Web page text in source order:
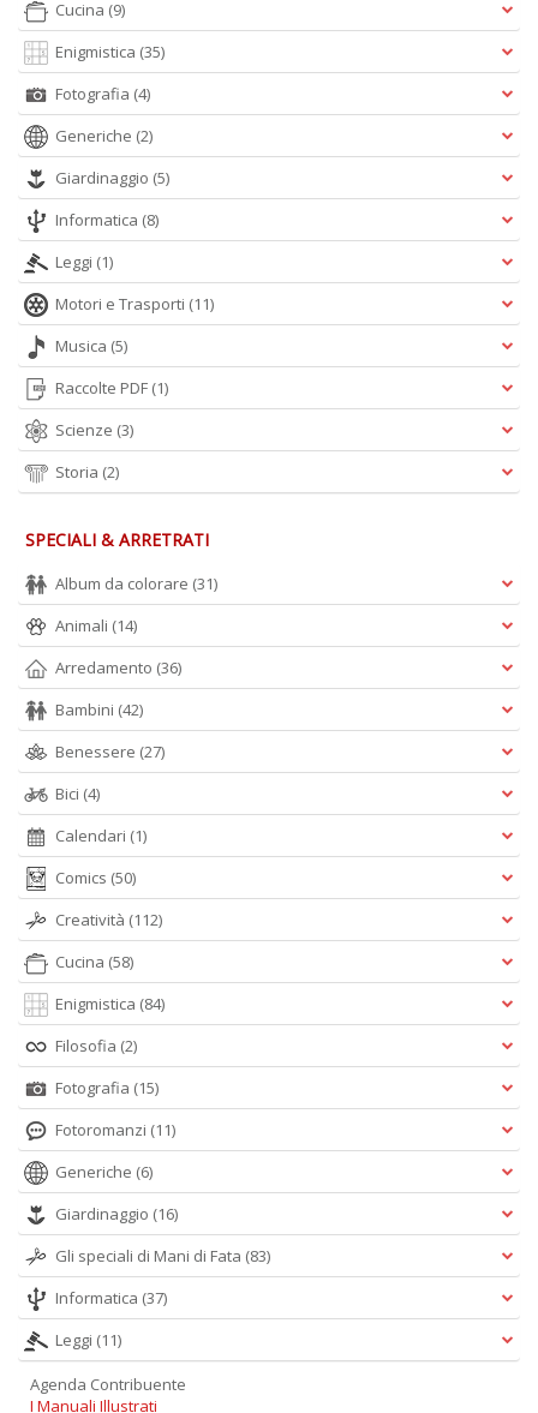
Cucina (9)
Enigmistica (35)
Fotografia (4)
Generiche (2)
Giardinaggio (5)
Informatica (8)
Leggi (1)
Motori e Trasporti (11)
Musica (5)
Raccolte PDF (1)
Scienze (3)
Storia (2)
SPECIALI & ARRETRATI
Album da colorare (31)
Animali (14)
Arredamento (36)
Bambini (42)
Benessere (27)
Bici (4)
Calendari (1)
Comics (50)
Creatività (112)
Cucina (58)
Enigmistica (84)
Filosofia (2)
Fotografia (15)
Fotoromanzi (11)
Generiche (6)
Giardinaggio (16)
Gli speciali di Mani di Fata (83)
Informatica (37)
Leggi (11)
Agenda Contribuente
I Manuali Illustrati